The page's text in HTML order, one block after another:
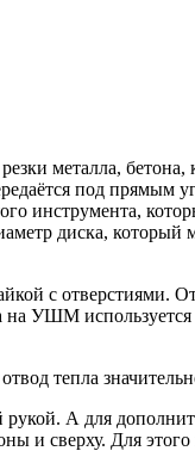
металла,
под прямым
диска, который
с отверстиями.
УШМ
тепла
рукой. А для
и сверху. Для